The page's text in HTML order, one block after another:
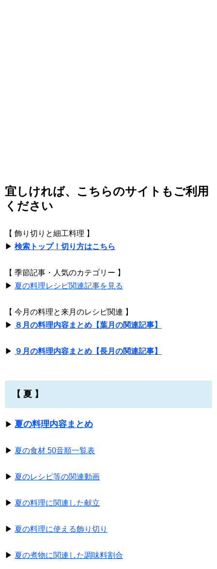
宜しければ、こちらのサイトもご利用
ください
【 飾り切りと細工料理 】
▶ 検索トップ！切り方はこちら
【 季節記事・人気のカテゴリー 】
▶ 夏の料理レシピ関連記事を見る
【 今月の料理と来月のレシピ関連 】
▶ ８月の料理内容まとめ【葉月の関連記事】
▶ ９月の料理内容まとめ【長月の関連記事】
【 夏 】
▶ 夏の料理内容まとめ
▶ 夏の食材 50音順一覧表
▶ 夏のレシピ等の関連動画
▶ 夏の料理に関連した献立
▶ 夏の料理に使える飾り切り
▶ 夏の煮物に関連した調味料割合